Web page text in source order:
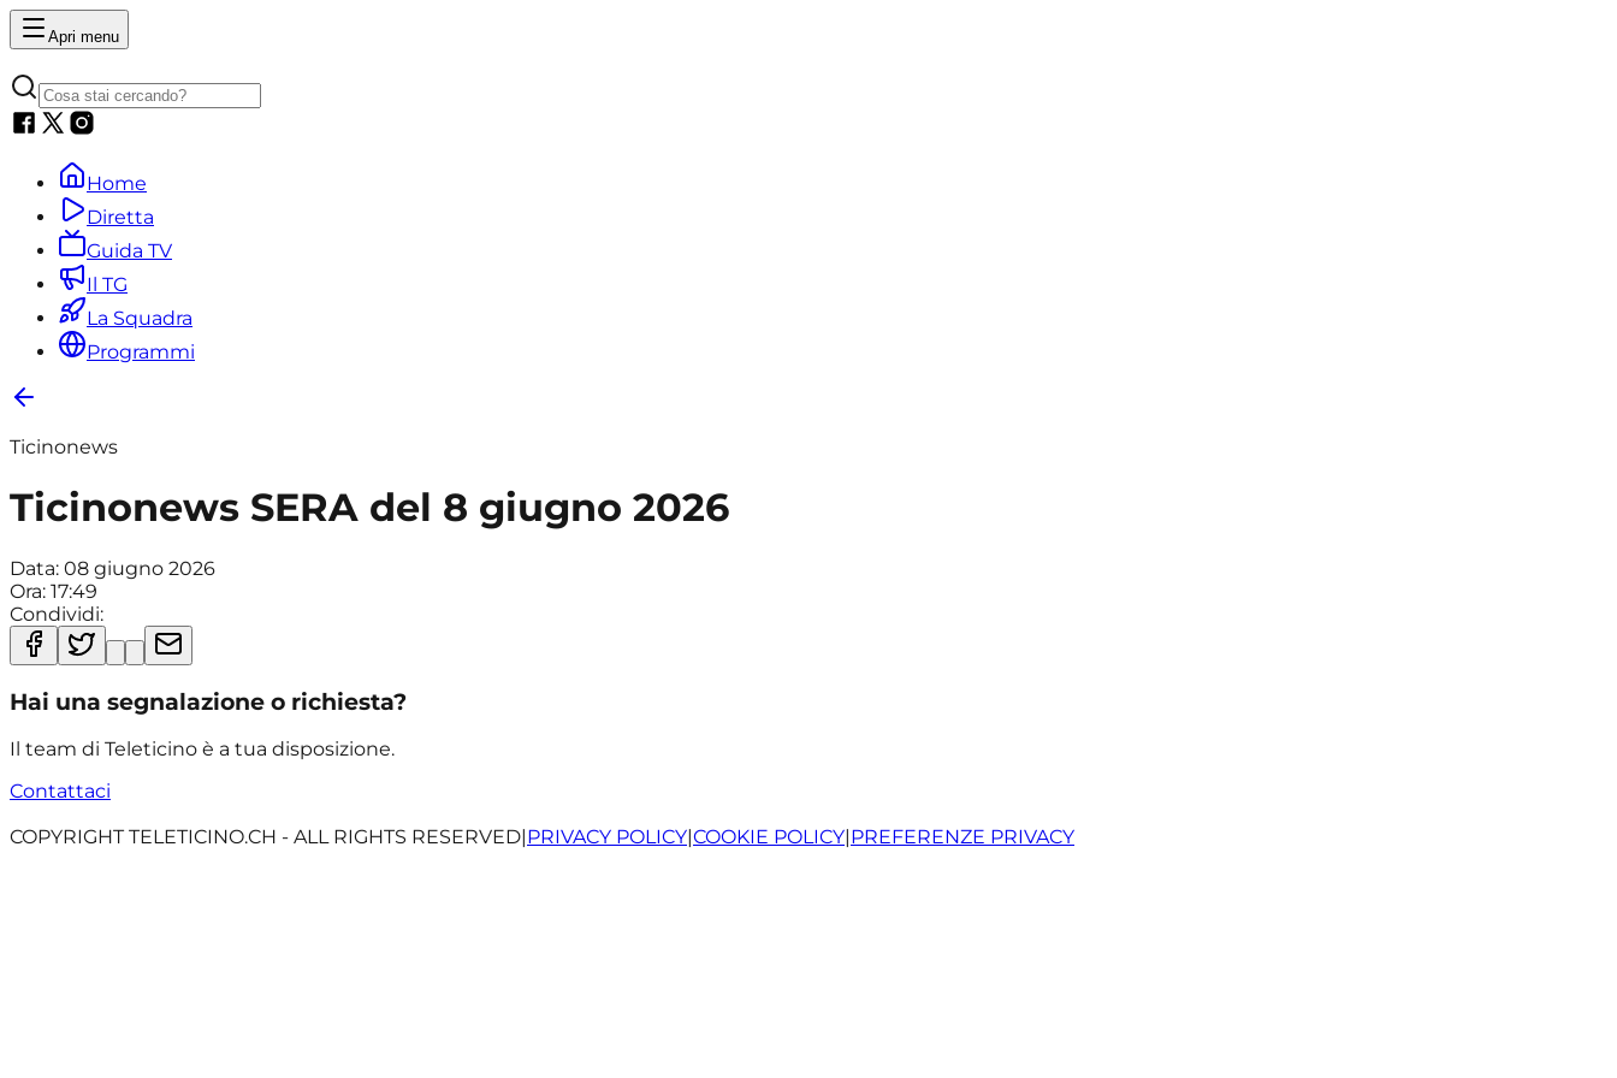
Apri menu
Home
Diretta
Guida TV
Il TG
La Squadra
Programmi
Ticinonews
Ticinonews SERA del 8 giugno 2026
Data: 08 giugno 2026
Ora: 17:49
Condividi:
Hai una segnalazione o richiesta?
Il team di Teleticino è a tua disposizione.
Contattaci
COPYRIGHT TELETICINO.CH - ALL RIGHTS RESERVED|PRIVACY POLICY|COOKIE POLICY|PREFERENZE PRIVACY